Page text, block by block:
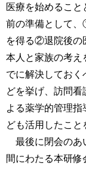
医療を始めるこ
前の準備として
を得る②退院後の
本人と家族の考
でに解決してお
どを挙げ、訪問
よる薬学的管理
ども活用したこと
最後に閉会のあ
間にわたる本研